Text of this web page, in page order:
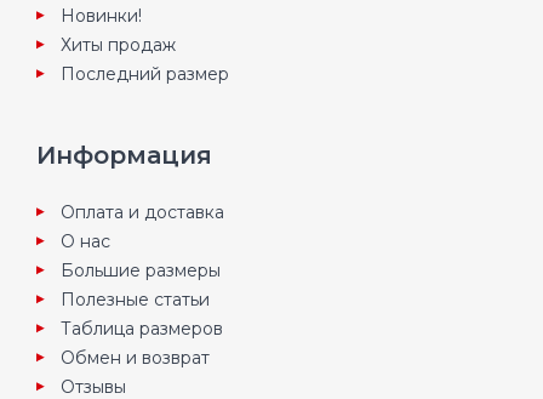
Новинки!
Хиты продаж
Последний размер
Информация
Оплата и доставка
О нас
Большие размеры
Полезные статьи
Таблица размеров
Обмен и возврат
Отзывы